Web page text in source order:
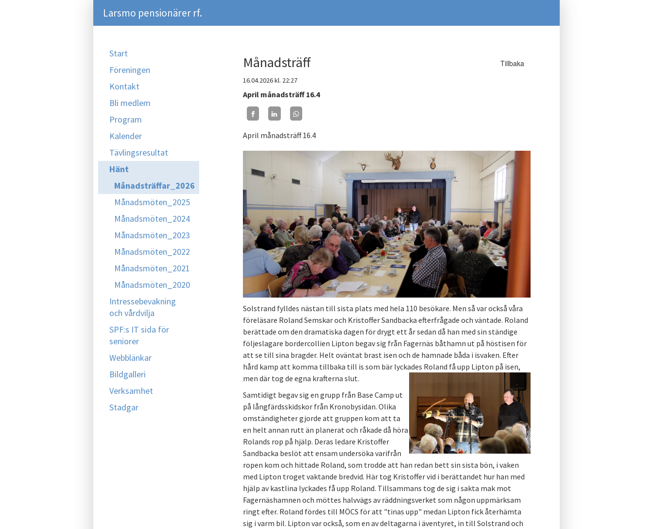
Larsmo pensionärer rf.
Start
Föreningen
Kontakt
Bli medlem
Program
Kalender
Tävlingsresultat
Hänt
Månadsträffar_2026
Månadsmöten_2025
Månadsmöten_2024
Månadsmöten_2023
Månadsmöten_2022
Månadsmöten_2021
Månadsmöten_2020
Intressebevakning
och vårdvilja
SPF:s IT sida för
seniorer
Webblänkar
Bildgalleri
Verksamhet
Stadgar
Tillbaka
Månadsträff
16.04.2026kl. 22:27
April månadsträff 16.4
April månadsträff 16.4
Solstrand fylldes nästan till sista plats med hela 110 besökare. Men så var också våra
föreläsare Roland Semskar och Kristoffer Sandbacka efterfrågade och väntade. Roland
berättade om den dramatiska dagen för drygt ett år sedan då han med sin ständige
följeslagare bordercollien Lipton begav sig från Fagernäs båthamn ut på höstisen för
att se till sina bragder. Helt oväntat brast isen och de hamnade båda i isvaken. Efter
hård kamp att komma tillbaka till is som bär lyckades Roland få upp Lipton på isen,
men där tog de egna krafterna slut.
Samtidigt begav sig en grupp från Base Camp ut
på långfärdsskidskor från Kronobysidan. Olika
omständigheter gjorde att gruppen kom att ta
en helt annan rutt än planerat och råkade då höra
Rolands rop på hjälp. Deras ledare Kristoffer
Sandbacka beslöt att ensam undersöka varifrån
ropen kom och hittade Roland, som trodde att han redan bett sin sista bön, i vaken
med Lipton troget vaktande bredvid. Här tog Kristoffer vid i berättandet hur han med
hjälp av kastlina lyckades få upp Roland. Tillsammans tog de sig i sakta mak mot
Fagernäshamnen och möttes halvvägs av räddningsverket som någon uppmärksam
ringt efter. Roland fördes till MÖCS för att "tinas upp" medan Lipton fick återhämta
sig i varm bil. Lipton var också, som en av deltagarna i äventyret, in till Solstrand och